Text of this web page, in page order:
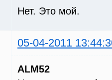
Нет. Это мой.
05-04-2011
ALM52